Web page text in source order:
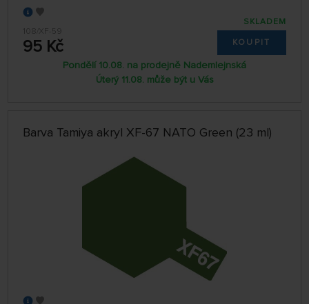
108/XF-59
95 Kč
SKLADEM
KOUPIT
Pondělí 10.08. na prodejně Nademlejnská
Úterý 11.08. může být u Vás
Barva Tamiya akryl XF-67 NATO Green (23 ml)